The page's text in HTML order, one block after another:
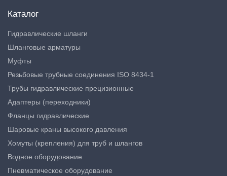
Каталог
Гидравлические шланги
Шланговые арматуры
Муфты
Резьбовые трубные соединения ISO 8434-1
Трубы гидравлические прецизионные
Адаптеры (переходники)
Фланцы гидравлические
Шаровые краны высокого давления
Хомуты (крепления) для труб и шлангов
Водное оборудование
Пневматическое оборудование